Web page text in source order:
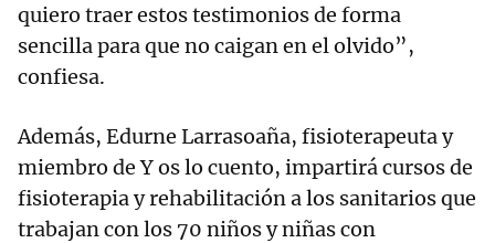
quiero traer estos testimonios de forma
sencilla para que no caigan en el olvido”,
confiesa.
Además, Edurne Larrasoaña, fisioterapeuta y
miembro de Y os lo cuento, impartirá cursos de
fisioterapia y rehabilitación a los sanitarios que
trabajan con los 70 niños y niñas con